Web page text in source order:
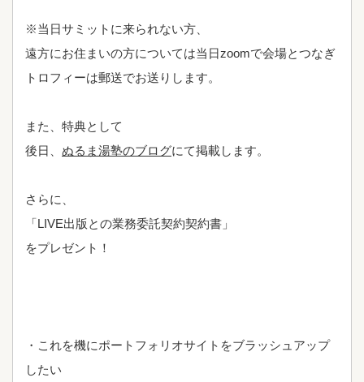
※当日サミットに来られない方、
遠方にお住まいの方については当日zoomで会場とつなぎ
トロフィーは郵送でお送りします。
また、特典として
後日、 ぬるま湯塾のブログにて掲載します。
さらに、
「LIVE出版との業務委託契約契約書」
をプレゼント！
・これを機にポートフォリオサイトをブラッシュアップ
したい